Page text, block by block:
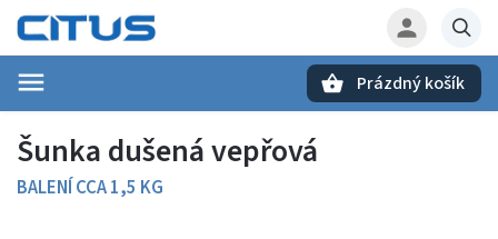
Prázdný košík
Šunka dušená vepřová
BALENÍ CCA 1,5 KG